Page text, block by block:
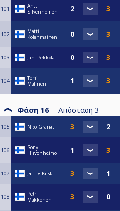
101
Antti
Silvennoinen
102
Matti
Kolehmainen
103 Jani Pekkola
104
Tomi
Malinen
Φάση 16 Απόσταση 3
105 Nico Granat
106
Sony
Hirvenheimo
107 Janne Kiiski
108
Petri
Makkonen